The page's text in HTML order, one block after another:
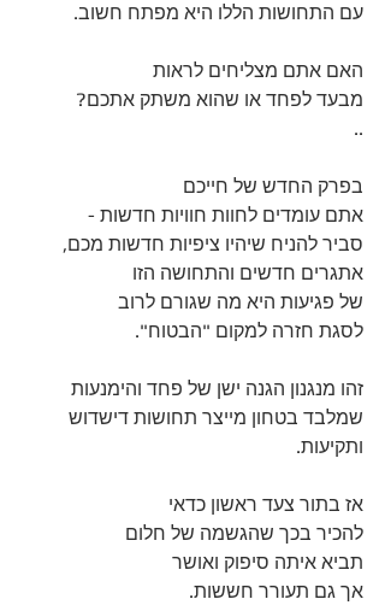
עם התחושות הללו היא מפתח חשוב.
האם אתם מצליחים לראות
מבעד לפחד או שהוא משתק אתכם?
..
בפרק החדש של חייכם
אתם עומדים לחוות חוויות חדשות -
סביר להניח שיהיו ציפיות חדשות מכם,
אתגרים חדשים והתחושה הזו
של פגיעות היא מה שגורם לרוב
לסגת חזרה למקום "הבטוח".
זהו מנגנון הגנה ישן של פחד והימנעות
שמלבד בטחון מייצר תחושות דישדוש
ותקיעות.
אז בתור צעד ראשון כדאי
להכיר בכך שהגשמה של חלום
תביא איתה סיפוק ואושר
אך גם תעורר חששות.